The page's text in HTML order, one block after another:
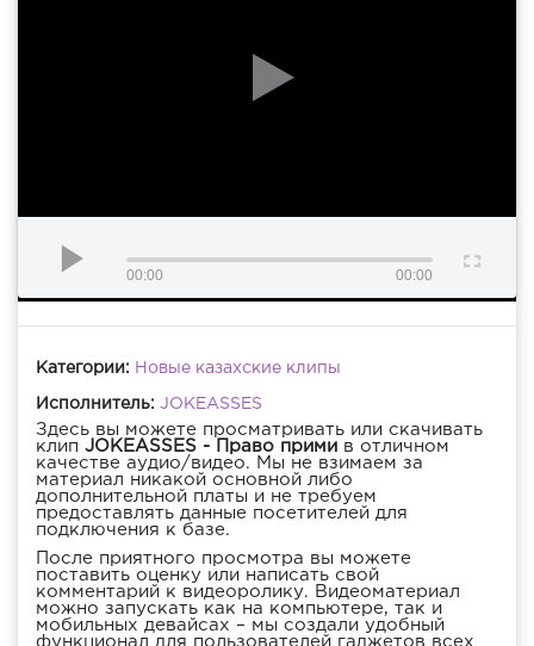
00:00 00:00
Категории: Новые казахские клипы
Исполнитель: JOKEASSES
Здесь вы можете просматривать или скачивать
клип JOKEASSES - Право прими в отличном
качестве аудио/видео. Мы не взимаем за
материал никакой основной либо
дополнительной платы и не требуем
предоставлять данные посетителей для
подключения к базе.
После приятного просмотра вы можете
поставить оценку или написать свой
комментарий к видеоролику. Видеоматериал
можно запускать как на компьютере, так и
мобильных девайсах – мы создали удобный
функционал для пользователей гаджетов всех